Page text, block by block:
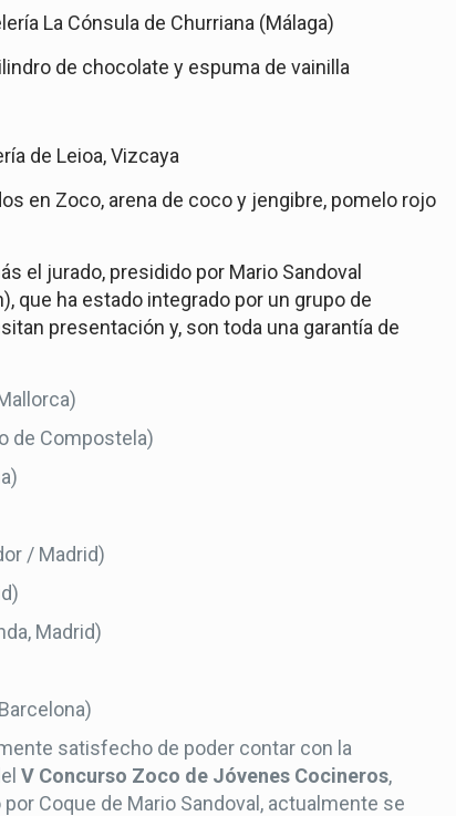
La Cónsula de Churriana (Málaga)
de chocolate y espuma de vainilla
de Leioa, Vizcaya
en Zoco, arena de coco y jengibre, pomelo rojo
el jurado, presidido por Mario Sandoval
que ha estado integrado por un grupo de
presentación y, son toda una garantía de
de Compostela)
/ Madrid)
Madrid)
satisfecho de poder contar con la
V Concurso Zoco de Jóvenes Cocineros,
Coque de Mario Sandoval , actualmente se